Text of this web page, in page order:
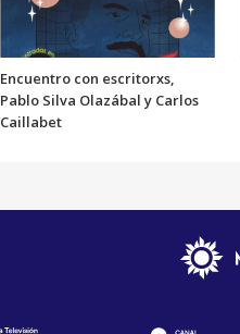
Encuentro con escritorxs,
Pablo Silva Olazábal y Carlos
Caillabet